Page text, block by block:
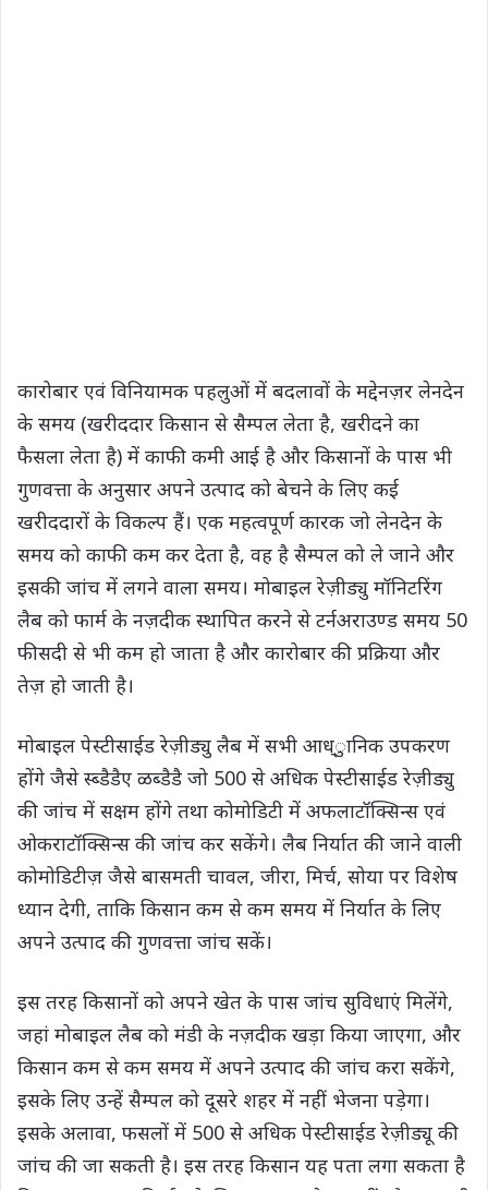
कारोबार एवं विनियामक पहलुओं में बदलावों के मद्देनज़र लेनदेन
के समय (खरीददार किसान से सैम्पल लेता है, खरीदने का
फैसला लेता है) में काफी कमी आई है और किसानों के पास भी
गुणवत्ता के अनुसार अपने उत्पाद को बेचने के लिए कई
खरीददारों के विकल्प हैं। एक महत्वपूर्ण कारक जो लेनदेन के
समय को काफी कम कर देता है, वह है सैम्पल को ले जाने और
इसकी जांच में लगने वाला समय। मोबाइल रेज़ीड्यु मॉनिटरिंग
लैब को फार्म के नज़दीक स्थापित करने से टर्नअराउण्ड समय 50
फीसदी से भी कम हो जाता है और कारोबार की प्रक्रिया और
तेज़ हो जाती है।
मोबाइल पेस्टीसाईड रेज़ीड्यु लैब में सभी आध्ुानिक उपकरण
होंगे जैसे स्ब्डैडैए ळब्डैडै जो 500 से अधिक पेस्टीसाईड रेज़ीड्यु
की जांच में सक्षम होंगे तथा कोमोडिटी में अफलाटॉक्सिन्स एवं
ओकराटॉक्सिन्स की जांच कर सकेंगे। लैब निर्यात की जाने वाली
कोमोडिटीज़ जैसे बासमती चावल, जीरा, मिर्च, सोया पर विशेष
ध्यान देगी, ताकि किसान कम से कम समय में निर्यात के लिए
अपने उत्पाद की गुणवत्ता जांच सकें।
इस तरह किसानों को अपने खेत के पास जांच सुविधाएं मिलेंगे,
जहां मोबाइल लैब को मंडी के नज़दीक खड़ा किया जाएगा, और
किसान कम से कम समय में अपने उत्पाद की जांच करा सकेंगे,
इसके लिए उन्हें सैम्पल को दूसरे शहर में नहीं भेजना पड़ेगा।
इसके अलावा, फसलों में 500 से अधिक पेस्टीसाईड रेज़ीड्यू की
जांच की जा सकती है। इस तरह किसान यह पता लगा सकता है